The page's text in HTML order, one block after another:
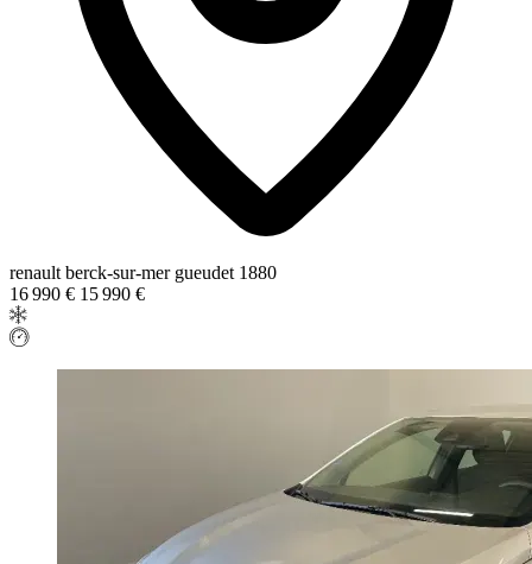
renault berck-sur-mer gueudet 1880
16 990 € 15 990 €